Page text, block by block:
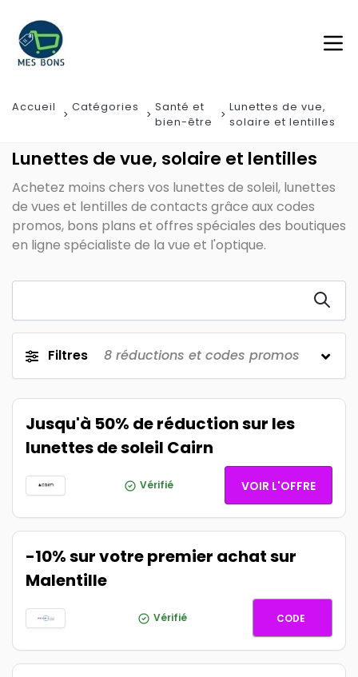
Accueil Catégories
Santé et
bien-être
Lunettes de vue,
solaire et lentilles
Lunettes de vue, solaire et lentilles
Achetez moins chers vos lunettes de soleil, lunettes
de vues et lentilles de contacts grâce aux codes
promos, bons plans et offres spéciales des boutiques
en ligne spécialiste de la vue et l'optique.
Filtres 8 réductions et codes promos
Jusqu'à 50% de réduction sur les
lunettes de soleil Cairn
Vérifié VOIR L'OFFRE
-10% sur votre premier achat sur
Malentille
Vérifié CODE